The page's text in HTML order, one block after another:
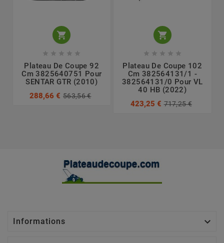

    
Plateau De Coupe 92
Cm 3825640751 Pour
SENTAR GTR (2010)
288,66 € 563,56 €

    
Plateau De Coupe 102
Cm 382564131/1 -
382564131/0 Pour VL
40 HB (2022)
423,25 € 717,25 €
Informations 